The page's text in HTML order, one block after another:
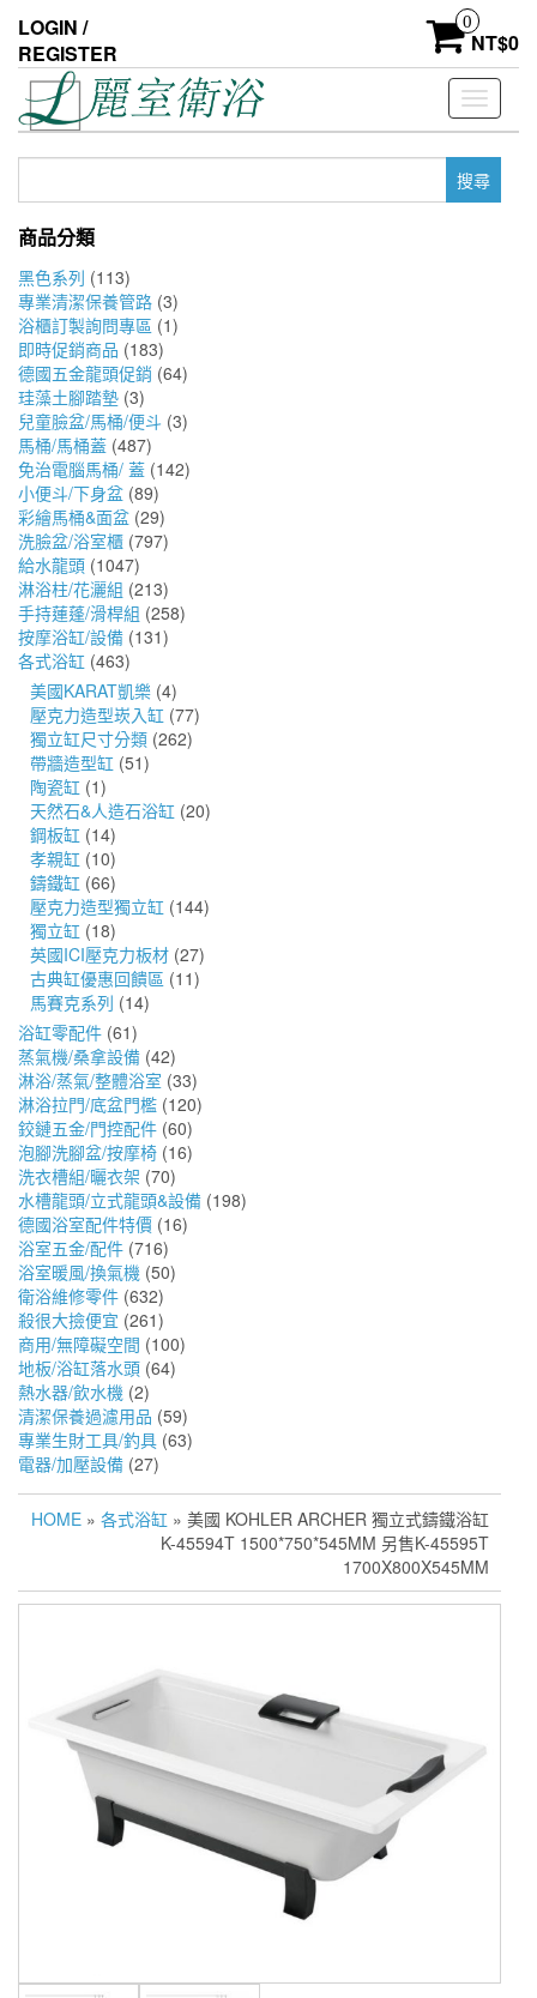
the
content
LOGIN /
REGISTER
0
NT$0
Toggle
鍵
商品分類
黑色系列 (113)
專業清潔保養管路 (3)
浴櫃訂製詢問專區 (1)
即時促銷商品 (183)
德國五金龍頭促銷 (64)
珪藻土腳踏墊 (3)
兒童臉盆/馬桶/便斗 (3)
馬桶/馬桶蓋 (487)
免治電腦馬桶/ 蓋 (142)
小便斗/下身盆 (89)
彩繪馬桶&面盆 (29)
洗臉盆/浴室櫃 (797)
給水龍頭 (1047)
淋浴柱/花灑組 (213)
手持蓮蓬/滑桿組 (258)
按摩浴缸/設備 (131)
各式浴缸 (463)
美國KARAT凱樂 (4)
壓克力造型崁入缸 (77)
獨立缸尺寸分類 (262)
帶牆造型缸 (51)
陶瓷缸 (1)
天然石&人造石浴缸 (20)
鋼板缸 (14)
孝親缸 (10)
鑄鐵缸 (66)
壓克力造型獨立缸 (144)
獨立缸 (18)
英國ICI壓克力板材 (27)
古典缸優惠回饋區 (11)
馬賽克系列 (14)
浴缸零配件 (61)
蒸氣機/桑拿設備 (42)
淋浴/蒸氣/整體浴室 (33)
淋浴拉門/底盆門檻 (120)
鉸鏈五金/門控配件 (60)
泡腳洗腳盆/按摩椅 (16)
洗衣槽組/曬衣架 (70)
水槽龍頭/立式龍頭&設備 (198)
德國浴室配件特價 (16)
浴室五金/配件 (716)
浴室暖風/換氣機 (50)
衛浴維修零件 (632)
殺很大撿便宜 (261)
商用/無障礙空間 (100)
地板/浴缸落水頭 (64)
熱水器/飲水機 (2)
清潔保養過濾用品 (59)
專業生財工具/釣具 (63)
電器/加壓設備 (27)
HOME » 各式浴缸 » 美國 KOHLER ARCHER 獨立式鑄鐵浴缸
K-45594T 1500*750*545MM 另售K-45595T
1700X800X545MM